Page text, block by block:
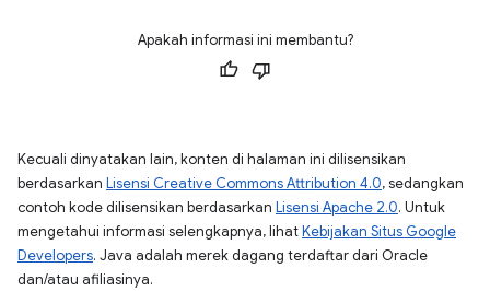
Apakah informasi ini membantu?
Kecuali dinyatakan lain, konten di halaman ini dilisensikan
berdasarkan Lisensi Creative Commons Attribution 4.0, sedangkan
contoh kode dilisensikan berdasarkan Lisensi Apache 2.0. Untuk
mengetahui informasi selengkapnya, lihatKebijakan Situs Google
Developers. Java adalah merek dagang terdaftar dari Oracle
dan/atau afiliasinya.